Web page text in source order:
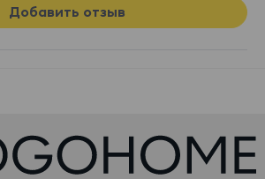
Добавить отзыв